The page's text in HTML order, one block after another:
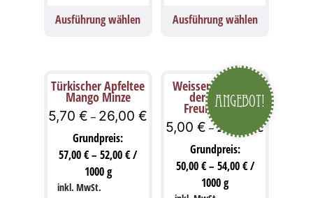
Ausführung wählen Ausführung wählen
Türkischer Apfeltee
Mango Minze
5,70€ – 26,00€
Grundpreis:
57,00€–52,00€/
1000g
inkl. MwSt.
Angebot!
Weisser Tee – Tee
der langen
Freundschaft
5,00€ –27,00 €
Grundpreis:
50,00€– 54,00€/
1000g